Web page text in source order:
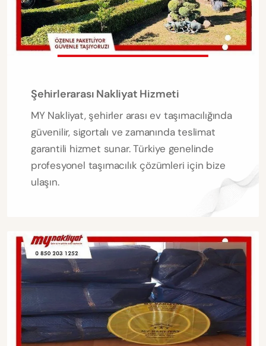
Şehirlerarası Nakliyat Hizmeti
MY Nakliyat, şehirler arası ev taşımacılığında
güvenilir, sigortalı ve zamanında teslimat
garantili hizmet sunar. Türkiye genelinde
profesyonel taşımacılık çözümleri için bize
ulaşın.